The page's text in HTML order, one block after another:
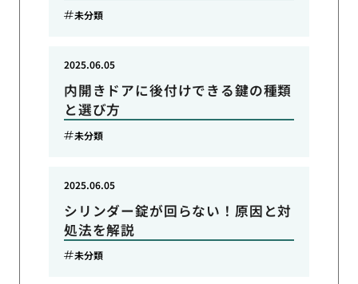
未分類
内開きドアに後付けできる鍵の種類
と選び方
2025.06.05
未分類
シリンダー錠が回らない！原因と対
処法を解説
2025.06.05
未分類